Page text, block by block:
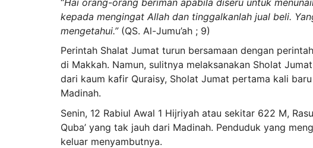
kepada mengingat Allah dan tinggalkanlah jual beli.
mengetahui.” (QS. Al-Jumu’ah ; 9)
Perintah Shalat Jumat turun bersamaan dengan
di Makkah. Namun, sulitnya melaksanakan Sholat
dari kaum kafir Quraisy, Sholat Jumat pertama kali
Madinah.
Senin, 12 Rabiul Awal 1 Hijriyah atau sekitar 622 M,
Quba’ yang tak jauh dari Madinah. Penduduk yang
keluar menyambutnya.